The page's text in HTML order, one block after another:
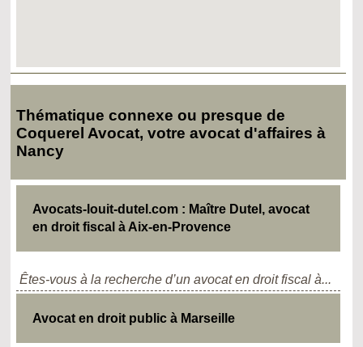
Thématique connexe ou presque de
Coquerel Avocat, votre avocat d'affaires à
Nancy
Avocats-louit-dutel.com : Maître Dutel, avocat
en droit fiscal à Aix-en-Provence
Êtes-vous à la recherche d’un avocat en droit fiscal à...
Avocat en droit public à Marseille